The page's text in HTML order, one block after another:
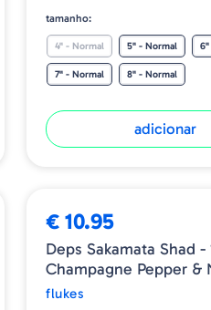
tamanho:
4" - Normal 5" - Normal 6"
7" - Normal 8" - Normal
adicionar
€ 10.95
Deps Sakamata Shad -
Champagne Pepper &
flukes